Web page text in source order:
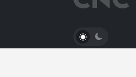
PŘEPNOUT